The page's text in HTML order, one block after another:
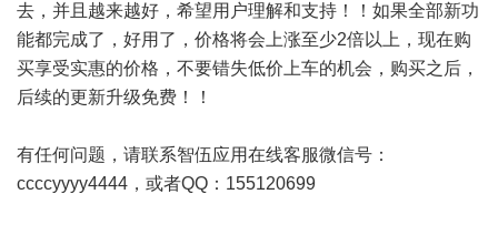
去，并且越来越好，希望用户理解和支持！！如果全部新功
能都完成了，好用了，价格将会上涨至少2倍以上，现在购
买享受实惠的价格，不要错失低价上车的机会，购买之后，
后续的更新升级免费！！
有任何问题，请联系智伍应用在线客服微信号：
ccccyyyy4444，或者QQ：155120699